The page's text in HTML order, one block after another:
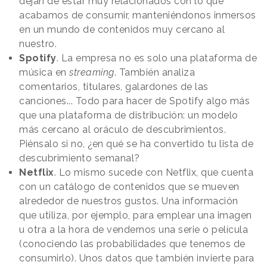
acabamos de consumir, manteniéndonos inmersos
en un mundo de contenidos muy cercano al
nuestro.
Spotify. La empresa no es solo una plataforma de
música en streaming. También analiza
comentarios, titulares, galardones de las
canciones... Todo para hacer de Spotify algo más
que una plataforma de distribución: un modelo
más cercano al oráculo de descubrimientos.
Piénsalo si no, ¿en qué se ha convertido tu lista de
descubrimiento semanal?
Netflix. Lo mismo sucede con Netflix, que cuenta
con un catálogo de contenidos que se mueven
alrededor de nuestros gustos. Una información
que utiliza, por ejemplo, para emplear una imagen
u otra a la hora de vendernos una serie o película
(conociendo las probabilidades que tenemos de
consumirlo). Unos datos que también invierte para